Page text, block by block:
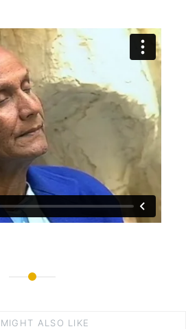
ALSO LIKE